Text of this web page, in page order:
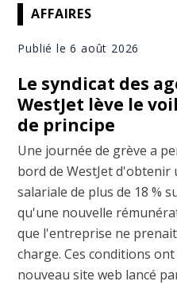
AFFAIRES
Publié le 6 août 2026
Le syndicat des
WestJet lève le
de principe
Une journée de grève a
bord de WestJet
salariale de plus de 18 %
qu'une nouvelle
que l'entreprise ne
charge. Ces conditions
nouveau site web lancé